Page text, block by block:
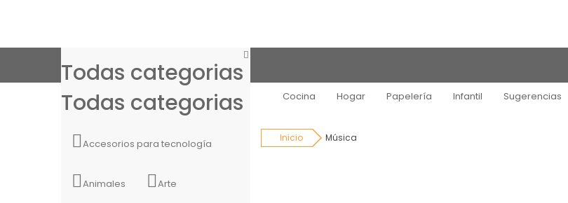
Todas categorias
Todas categorias
Accesorios para tecnología
Animales Arte
Cocina
Hogar Papelería Infantil Sugerencias
Inicio Música